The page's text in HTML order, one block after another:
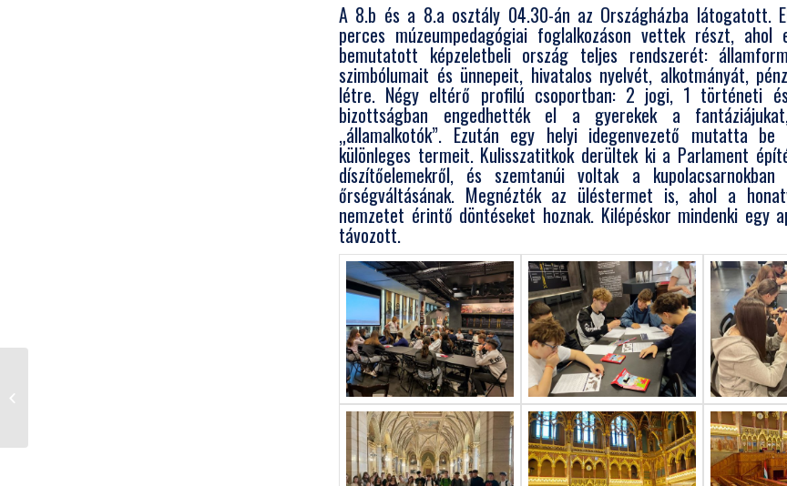
A 8.b és a 8.a osztály 04.30-án az Országházba látogatott.
perces múzeumpedagógiai foglalkozáson vettek részt, ahol
bemutatott képzeletbeli ország teljes rendszerét:
szimbólumait és ünnepeit, hivatalos nyelvét, alkotmányát,
létre. Négy eltérő profilú csoportban: 2 jogi, 1 történeti
bizottságban engedhették el a gyerekek a
„államalkotók”. Ezután egy helyi idegenvezető mutatta be
különleges termeit. Kulisszatitkok derültek ki a Parlament
díszítőelemekről, és szemtanúi voltak a
őrségváltásának. Megnézték az üléstermet is, ahol a
nemzetet érintő döntéseket hoznak. Kilépéskor mindenki egy
távozott.